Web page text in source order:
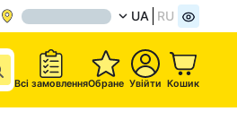
UA RU
Всі замовленняОбране Увійти Кошик